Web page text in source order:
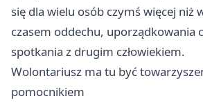
się dla wielu osób czymś więcej niż
czasem oddechu, uporządkowania
spotkania z drugim człowiekiem.
Wolontariusz ma tu być
pomocnikiem